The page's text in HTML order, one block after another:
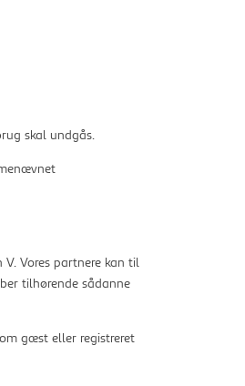
skal undgås.
Vores partnere kan til
tilhørende sådanne
gæst eller registreret